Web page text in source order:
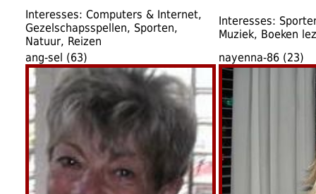
Interesses: Computers & Internet,
Gezelschapsspellen, Sporten,
Natuur, Reizen
Interesses:
Muziek, Boeken
ang-sel (63)
nayenna-86 (23)